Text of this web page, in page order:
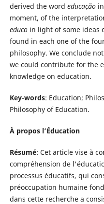
derived the word educaçãoin
moment, of the
educo in light of some ideas
found in each one of the
philosophy. We conclude
we could contribute for the
knowledge on education.
Key-words: Education;
Philosophy of Education.
À propos l’Éducation
Résumé: Cet article vise à
compréhension de
processus éducatifs, qui
préoccupation humaine
dans cette recherche a